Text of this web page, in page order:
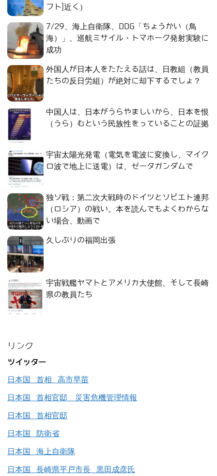
フト]近く）
7/29、海上自衛隊、DDG「ちょうかい（鳥
海）」、巡航ミサイル・トマホーク発射実験に
成功
外国人が日本人をたたえる話は、日教組（教員
たちの反日労組）が絶対に却下するでしょ？
中国人は、日本がうらやましいから、日本を恨
（うら）むという民族性をっていることの証拠
宇宙太陽光発電（電気を電波に変換し、マイク
ロ波で地上に送電）は、ゼータガンダムで
独ソ戦：第二次大戦時のドイツとソビエト連邦
（ロシア）の戦い。本を読んでもよくわからな
い場合、動画で
久しぶりの福岡出張
宇宙戦艦ヤマトとアメリカ大使館、そして長崎
県の教員たち
リンク
ツイッター
日本国 首相 高市早苗
日本国 首相官邸 災害危機管理情報
日本国 首相官邸
日本国 防衛省
日本国 海上自衛隊
日本国 長崎県平戸市長 黒田成彦氏